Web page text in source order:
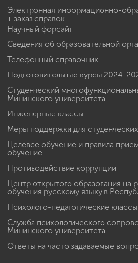
Электронная информационно-
+ заказ справок
Научный форсайт
Сведения об образовательной
Телефонный справочник
Подготовительные курсы 2024-
Студенческий
Мининского университета
Инженерные классы
Меры поддержки для
Целевое обучение и правила
обучение
Противодействие коррупции
Центр открытого образования на
обучения русскому языку в
Психолого-педагогические классы
Служба психологического
Мининского университета
Ответы на часто задаваемые